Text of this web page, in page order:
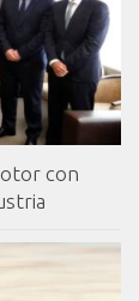
con